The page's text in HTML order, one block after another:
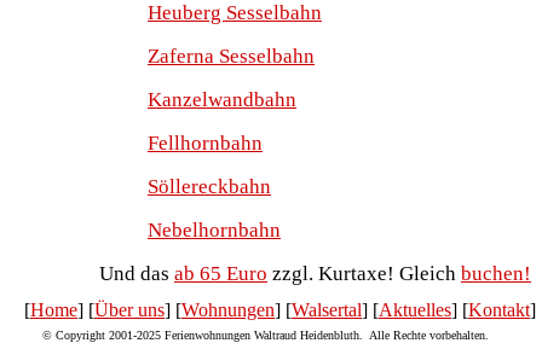
Heuberg Sesselbahn
Zaferna Sesselbahn
Kanzelwandbahn
Fellhornbahn
Söllereckbahn
Nebelhornbahn
Und das ab 65 Euro zzgl. Kurtaxe! Gleich buchen!
[Home] [Über uns] [Wohnungen] [Walsertal] [Aktuelles] [Kontakt]
© Copyright 2001-2025 Ferienwohnungen Waltraud Heidenbluth. Alle Rechte vorbehalten.